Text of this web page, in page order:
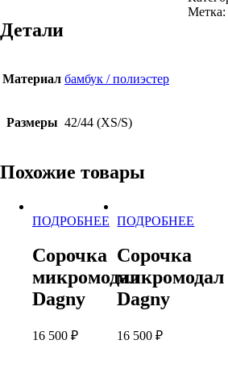
Халат
Метка:
Детали
Материал бамбук / полиэстер
Размеры 42/44 (XS/S)
Похожие товары
ПОДРОБНЕЕ
товар
имеет
несколько
вариаций.
Опции
выбрать
Сорочка
микромодал
Dagny
16 500 ₽
ПОДРОБНЕЕ
товар
имеет
несколько
вариаций.
Опции
выбрать
Сорочка
микромодал
Dagny
16 500₽